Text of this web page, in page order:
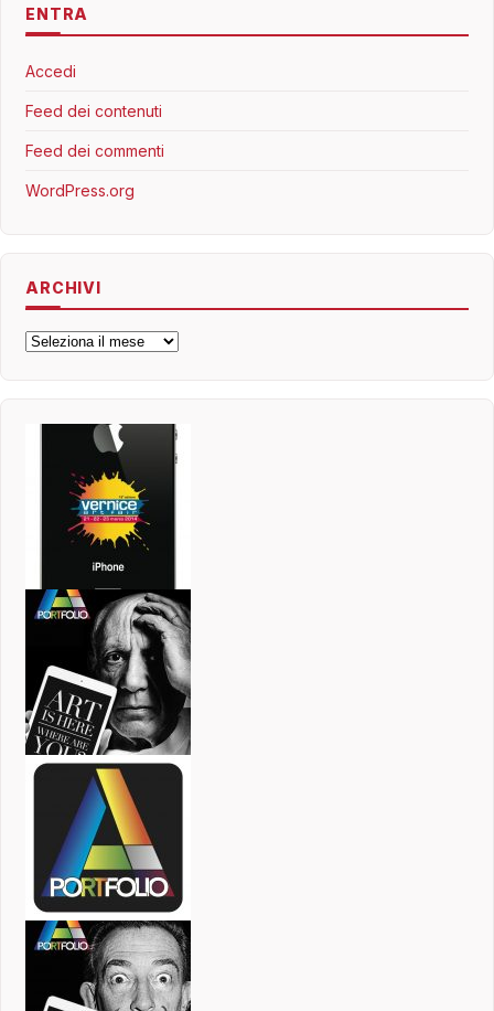
ENTRA
Accedi
Feed dei contenuti
Feed dei commenti
WordPress.org
ARCHIVI
Archivi